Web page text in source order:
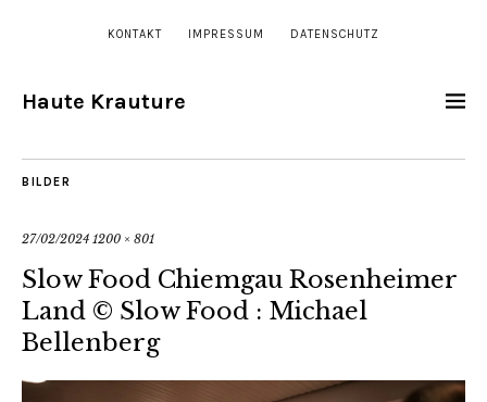
KONTAKT IMPRESSUM DATENSCHUTZ
Haute Krauture
BILDER
27/02/2024 1200 × 801
Slow Food Chiemgau Rosenheimer
Land © Slow Food : Michael
Bellenberg